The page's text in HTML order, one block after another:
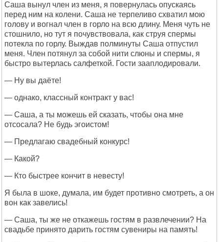
Саша вынул член из меня, я повернулась опускаясь
перед ним на колени. Саша не терпеливо схватил мою
голову и вогнал член в горло на всю длину. Меня чуть не
стошнило, но тут я почувствовала, как струя спермы
потекла по горлу. Выждав полминуты Саша отпустил
меня. Член потянул за собой нити слюны и спермы, я
быстро вытерлась салфеткой. Гости зааплодировали.
— Ну вы даёте!
— однако, классный контракт у вас!
— Саша, а ты можешь ей сказать, чтобы она мне
отсосала? Не будь эгоистом!
— Предлагаю свадебный конкурс!
— Какой?
— Кто быстрее кончит в невесту!
Я была в шоке, думала, им будет противно смотреть, а он
вон как завелись!
— Саша, ты же не откажешь гостям в развлечении? На
свадьбе принято дарить гостям сувениры на память!